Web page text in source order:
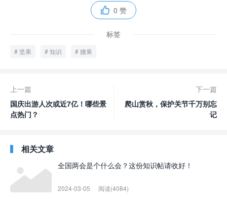
 0 赞
标签
坚果 知识 腰果
上一篇
国庆出游人次或近7亿！哪些景
点热门？
下一篇
爬山赏秋，保护关节千万别忘
记
相关文章
全国两会是个什么会？这份知识帖请收好！
2024-03-05 阅读(4084)